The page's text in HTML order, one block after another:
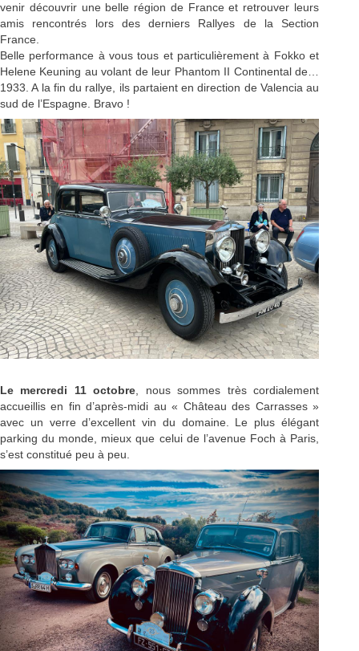
venir découvrir une belle région de France et retrouver leurs
amis rencontrés lors des derniers Rallyes de la Section
France.
Belle performance à vous tous et particulièrement à Fokko et
Helene Keuning au volant de leur Phantom II Continental de…
1933. A la fin du rallye, ils partaient en direction de Valencia au
sud de l’Espagne. Bravo !
Le mercredi 11 octobre , nous sommes très cordialement
accueillis en fin d’après-midi au « Château des Carrasses »
avec un verre d’excellent vin du domaine. Le plus élégant
parking du monde, mieux que celui de l’avenue Foch à Paris,
s’est constitué peu à peu.